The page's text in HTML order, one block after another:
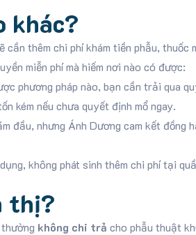
khác?
thêm chi phí khám tiền phẫu, thuốc
miễn phí mà hiếm nơi nào có được:
phương pháp nào, bạn cần trải qua
kém nếu chưa quyết định mổ ngay.
đầu, nhưng Ánh Dương cam kết đồng
không phát sinh thêm chi phí tại
thị?
không chi trả cho phẫu thuật